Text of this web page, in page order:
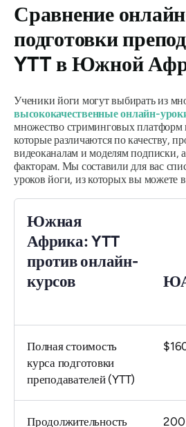
Сравнение
подготовки
YTT в Южной
Ученики йоги могут выбирать из
высококачественные онлайн-
множество стриминговых платформ
которые различаются по качеству,
видеоканалам и моделям подписки,
факторам. Мы составили для вас
уроков йоги, из которых вы можете
Южная
Африка: YTT
против онлайн-
курсов
Полная стоимость
курса подготовки
преподавателей (YTT)
Продолжительность 200